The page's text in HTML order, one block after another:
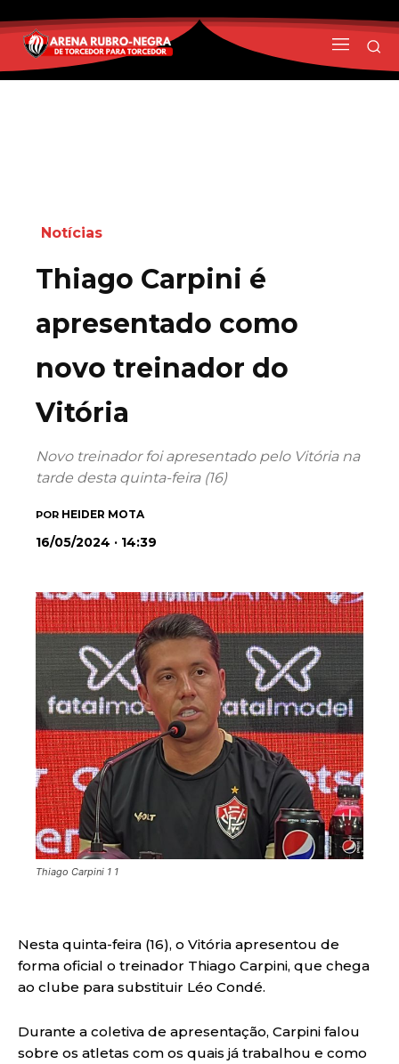
Notícias
Thiago Carpini é
apresentado como
novo treinador do
Vitória
Novo treinador foi apresentado pelo Vitória na
tarde desta quinta-feira (16)
POR HEIDER MOTA
16/05/2024 · 14:39
Thiago Carpini 1 1
Nesta quinta-feira (16), o Vitória apresentou de
forma oficial o treinador Thiago Carpini, que chega
ao clube para substituir Léo Condé.
Durante a coletiva de apresentação, Carpini falou
sobre os atletas com os quais já trabalhou e como